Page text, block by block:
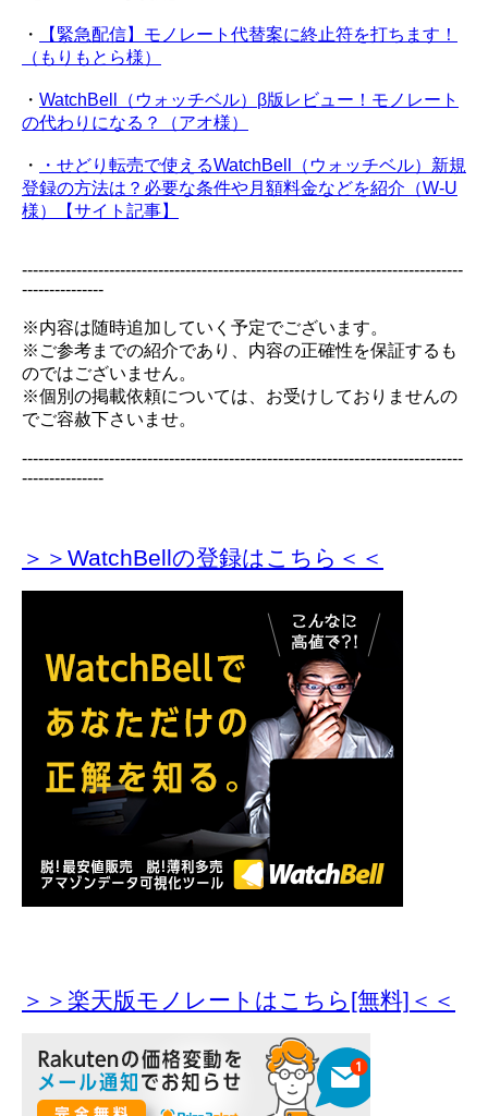
・
【緊急配信】モノレート代替案に終止符を打ちます！
（もりもとら様）
・ WatchBell（ウォッチベル）β版レビュー！モノレート
の代わりになる？（アオ様）
・
・せどり転売で使えるWatchBell（ウォッチベル）新規
登録の方法は？必要な条件や月額料金などを紹介（W-U
様）【サイト記事】
---------------------------------------------------------------------------------
---------------
※内容は随時追加していく予定でございます。
※ご参考までの紹介であり、内容の正確性を保証するも
のではございません。
※個別の掲載依頼については、お受けしておりませんの
でご容赦下さいませ。
---------------------------------------------------------------------------------
---------------
＞＞WatchBellの登録はこちら＜＜
＞＞楽天版モノレートはこちら[無料]＜＜